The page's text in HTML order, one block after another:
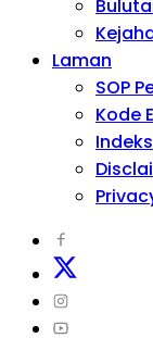
Laman
SOP
Kode
Indeks